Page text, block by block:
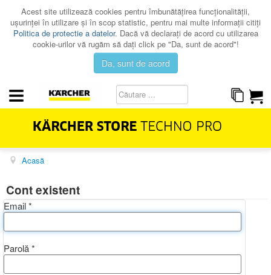
Acest site utilizează cookies pentru îmbunătăţirea funcţionalităţii,
uşurinţei în utilizare şi în scop statistic, pentru mai multe informaţii citiţi
Politica de protectie a datelor. Dacă vă declaraţi de acord cu utilizarea
cookie-urilor vă rugăm să daţi click pe "Da, sunt de acord"!
Da, sunt de acord
HOME & GARDEN
PROMOTII
Acasă
Cont existent
Email*
Parolă*